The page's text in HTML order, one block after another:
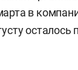
в
осталось